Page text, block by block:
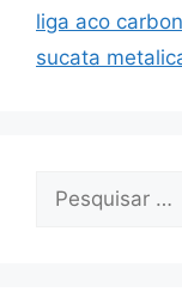
liga aco
sucata